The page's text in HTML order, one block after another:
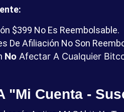
$399 No Es Reembolsable.
De Afiliación No Son
No Afectar A Cualquier
"Mi Cuenta -